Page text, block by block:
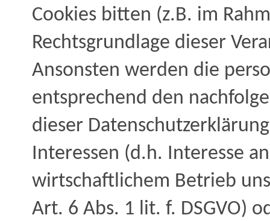
Cookies bitten (z.B. im
Rechtsgrundlage dieser
Ansonsten werden die
entsprechend den
dieser
Interessen (d.h. Interesse
wirtschaftlichem Betrieb
Art. 6 Abs. 1 lit. f. DSGVO)